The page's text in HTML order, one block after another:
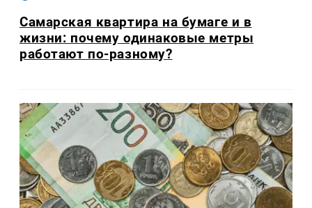
Самарская квартира на бумаге и в
жизни: почему одинаковые метры
работают по-разному?